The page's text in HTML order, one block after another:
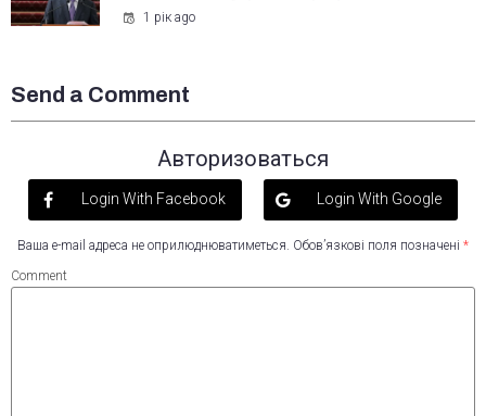
1 рік ago
Send a Comment
Авторизоваться
Login With Facebook Login With Google
Ваша e-mail адреса не оприлюднюватиметься. Обов’язкові поля позначені *
Comment